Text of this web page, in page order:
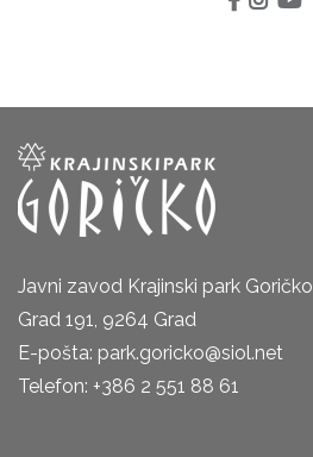
Javni zavod Krajinski park Goričko
Grad 191, 9264 Grad
E-pošta: park.goricko@siol.net
Telefon: +386 2 551 88 61